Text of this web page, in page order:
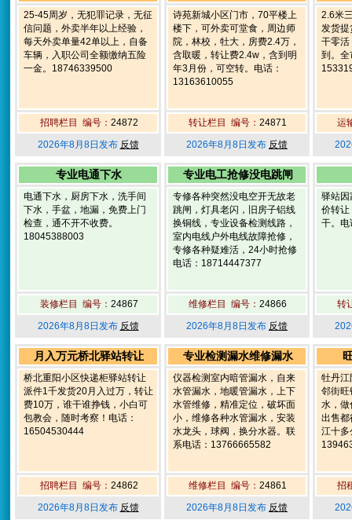
25-45周岁，无犯罪记录，无征
信问题，外卖半年以上经验，
每天外卖单量42单以上，自备
车辆，入职公司全额缴纳五险
一金。18746339500
招聘栏目 编号： 24872
2026年8月8日发布 反馈
诗苑新城小区门市，70平楼上
楼下，可外卖可堂食，周边师
院，林校，牡大，房费2.4万，
含取暖，转让费2.4w，含到明
年3月份，可空转。电话：
13163610055
转让栏目 编号： 24871
2026年8月8日发布 反馈
2.6米
发货提
干零活
到。全
运
专业电通下水
电通下水，厨房下水，洗手间
下水，手盆，地漏，免费上门
检查，通不开不收费。
18045388003
装修栏目 编号： 24867
2026年8月8日发布 反馈
专业电工抢修没电跳闸
专修各种突然没电空开无故老
跳闸，灯具老闪，旧房子铝线
换铜线，专业设备检测线路，
室内电线户外电线故障抢修，
专修各种疑难活，24小时抢修
电话：18714447377
维修栏目 编号： 24866
2026年8月8日发布 反馈
驿站因
价转让
干。
转
月入万元桥北驿站转让
桥北重阳小区快递柜驿站转让
派件1千发货20月入过万，转让
费10万，谁干谁挣钱，小白可
包教会，随时考察！电话：
16504530444
招聘栏目 编号： 24862
2026年8月8日发布 反馈
专业检测漏水维修漏水
仪器检测室内暗管漏水，自来
水管漏水，地暖管漏水，上下
水管维修，精准定位，破坏面
小，维修各种水管漏水，安装
水龙头，球阀，换分水器。联
系电话：13766665582
维修栏目 编号： 24861
2026年8月8日发布 反馈
牡丹江
邻街旺
水，做
出售都
江十多
招